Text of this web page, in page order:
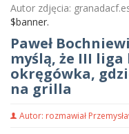
Autor zdjęcia:
$banner.
Paweł
myślą, że III
okręgówka,
na grilla
Autor: rozmawiał